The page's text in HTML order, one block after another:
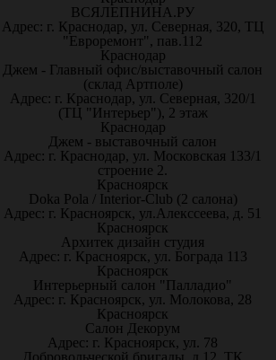
ВСЯЛЕПНИНА.РУ
Адрес: г. Краснодар, ул. Северная, 320, ТЦ
"Евроремонт", пав.112
Краснодар
Джем - Главный офис/выставочный салон
(склад Артполе)
Адрес: г. Краснодар, ул. Северная, 320/1
(ТЦ "Интерьер"), 2 этаж
Краснодар
Джем - выставочный салон
Адрес: г. Краснодар, ул. Московская 133/1
строение 2.
Красноярск
Doka Pola / Interior-Club (2 салона)
Адрес: г. Красноярск, ул.Алекссеева, д. 51
Красноярск
Архитек дизайн студия
Адрес: г. Красноярск, ул. Бограда 113
Красноярск
Интерьерный салон "Палладио"
Адрес: г. Красноярск, ул. Молокова, 28
Красноярск
Салон Декорум
Адрес: г. Красноярск, ул. 78
Добровольческой бригады, д.12, ТК